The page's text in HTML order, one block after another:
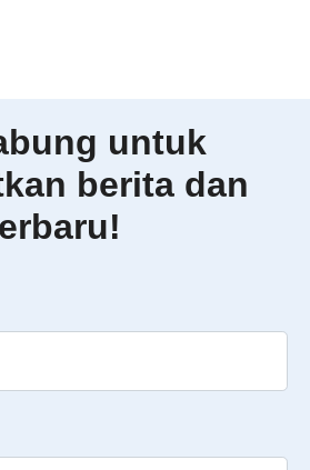
untuk
berita dan